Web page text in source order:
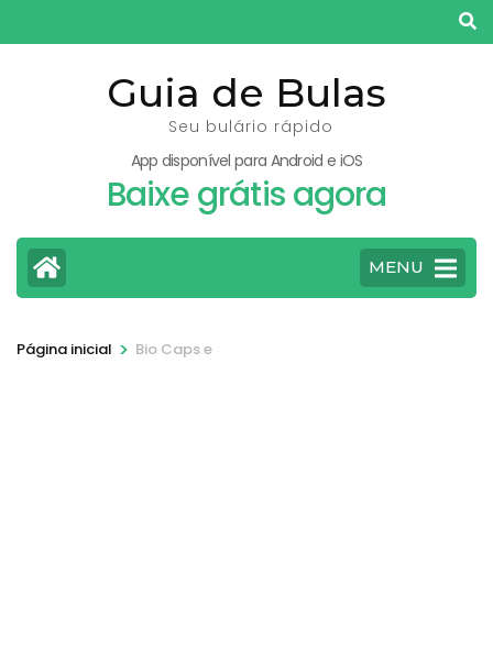
para
Guia de Bulas
Seu bulário rápido
App disponível para Android e iOS
Baixe grátis agora
MENU
Página inicial > Bio Caps e